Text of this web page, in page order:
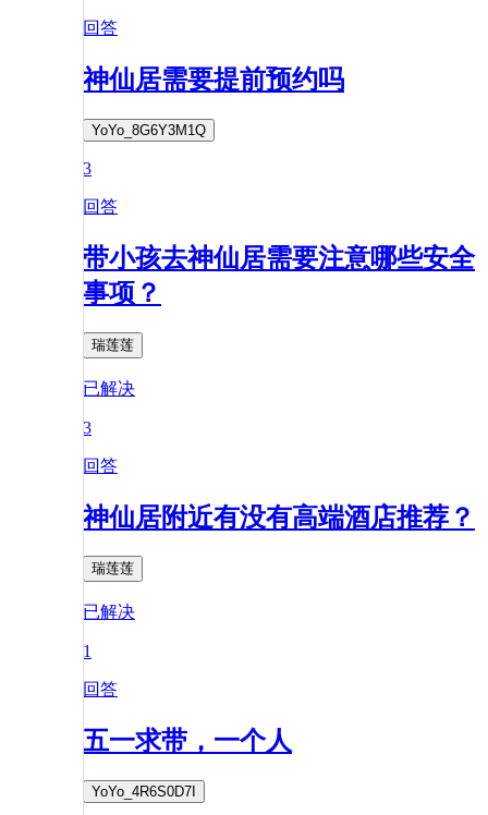
回答
神仙居需要提前预约吗
YoYo_8G6Y3M1Q
3
回答
带小孩去神仙居需要注意哪些安全
事项？
瑞莲莲
已解决
3
回答
神仙居附近有没有高端酒店推荐？
瑞莲莲
已解决
1
回答
五一求带，一个人
YoYo_4R6S0D7I